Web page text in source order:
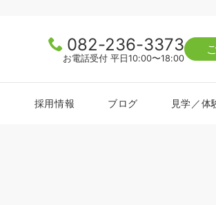
082-236-3373
お電話受付 平日10:00〜18:00
採用情報 ブログ 見学／体